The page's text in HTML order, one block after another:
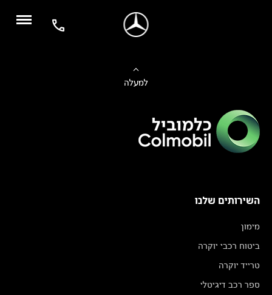
למעלה
השירותים שלנו
מימון
ביטוח רכבי יוקרה
טרייד יוקרה
ספר רכב דיגיטלי